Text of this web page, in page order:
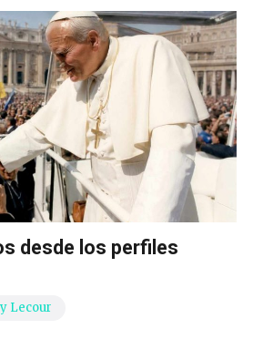
desde los perfiles
Lecour